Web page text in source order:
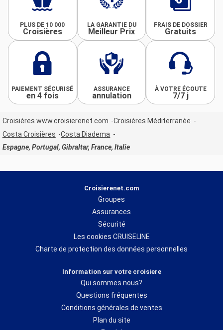
PLUS DE 10 000
Croisières
LA GARANTIE DU
Meilleur Prix
FRAIS DE DOSSIER
Gratuits
PAIEMENT SÉCURISÉ
en 4 fois
ASSURANCE
annulation
À VOTRE ÉCOUTE
7/7 j
Croisières www.croisierenet.com
Croisières Méditerranée
Costa Croisières
Costa Diadema
Espagne, Portugal, Gibraltar, France, Italie
Croisierenet.com
Groupes
Assurances
Sécurité
Les cookies CRUISELINE
Charte de protection des données personnelles
Information sur votre croisiere
Qui sommes nous?
Questions fréquentes
Conditions générales de ventes
Plan du site